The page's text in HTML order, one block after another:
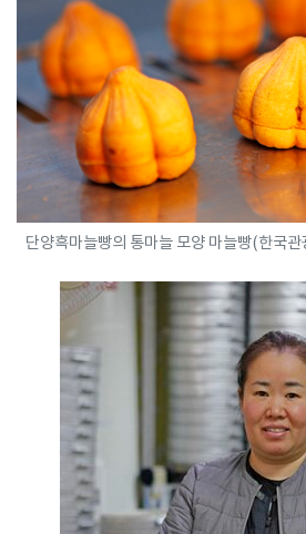
단양흑마늘빵의 통마늘 모양 마늘빵(한국관